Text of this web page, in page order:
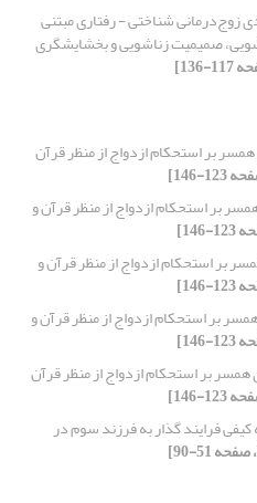
زوج‌درمانی شناختی - رفتاری مبتنی
صمیمیت زناشویی و بخشایشگری
بر استحکام ازدواج از منظر قرآن
بر استحکام ازدواج از منظر قرآن و
بر استحکام ازدواج از منظر قرآن و
بر استحکام ازدواج از منظر قرآن و
همسر بر استحکام ازدواج از منظر قرآن
کیفی فرایند گذار به فرزند‌ سوم در